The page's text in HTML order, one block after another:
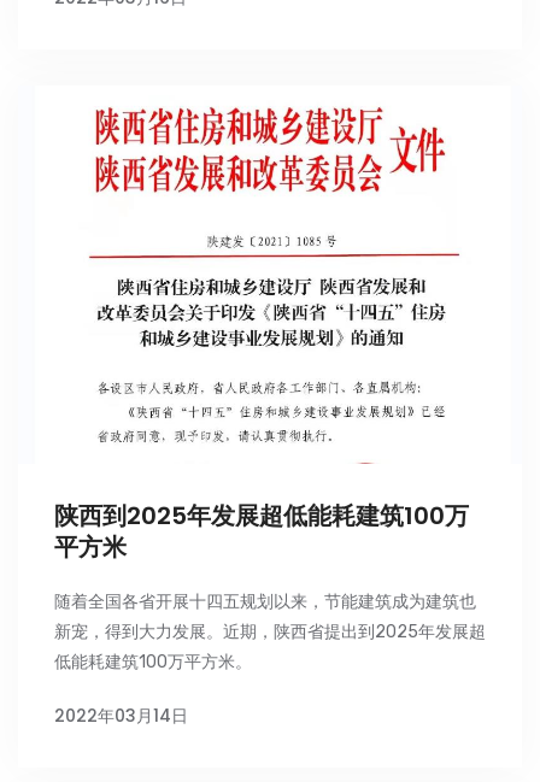
陕西到2025年发展超低能耗建筑100万
平方米
随着全国各省开展十四五规划以来，节能建筑成为建筑也
新宠，得到大力发展。近期，陕西省提出到2025年发展超
低能耗建筑100万平方米。
2022年03月14日